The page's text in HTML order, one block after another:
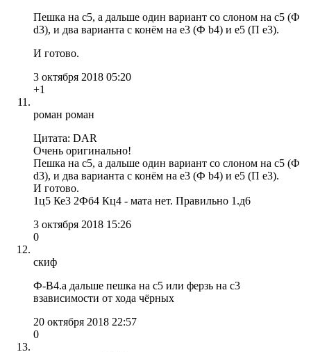
Пешка на с5, а дальше один вариант со слоном на с5 (Ф
d3), и два варианта с конём на е3 (Ф b4) и е5 (П е3).
И готово.
3 октября 2018 05:20
+1
роман роман
Цитата: DAR
Очень оригинально!
Пешка на с5, а дальше один вариант со слоном на с5 (Ф
d3), и два варианта с конём на е3 (Ф b4) и е5 (П е3).
И готово.
1ц5 Ке3 2Фб4 Кц4 - мата нет. Правильно 1.д6
3 октября 2018 15:26
0
скиф
Ф-В4.а дальше пешка на с5 или ферзь на с3
взависимости от хода чёрных
20 октября 2018 22:57
0